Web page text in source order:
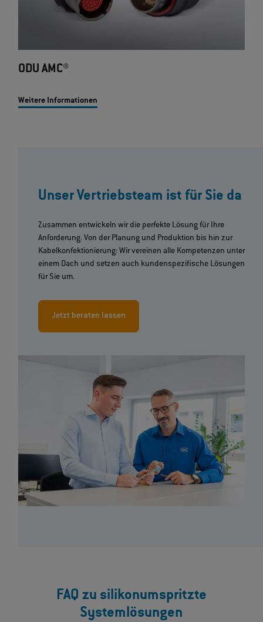
ODU AMC®
Weitere Informationen
Unser Vertriebsteam ist für Sie da
Zusammen entwickeln wir die perfekte Lösung für Ihre
Anforderung. Von der Planung und Produktion bis hin zur
Kabelkonfektionierung: Wir vereinen alle Kompetenzen unter
einem Dach und setzen auch kundenspezifische Lösungen
für Sie um.
Jetzt beraten lassen
FAQ zu silikonumspritzte
Systemlösungen